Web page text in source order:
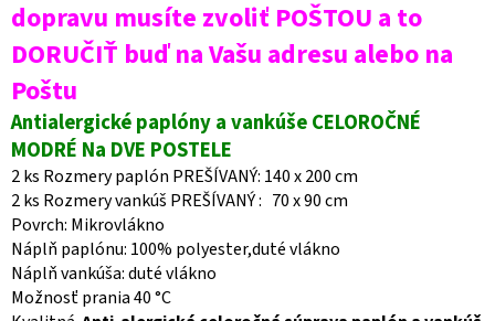
dopravu musíte zvoliť POŠTOU a to
DORUČIŤ buď na Vašu adresu alebo na
Poštu
Antialergické paplóny a vankúše CELOROČNÉ
MODRÉ Na DVE POSTELE
2 ks Rozmery paplón PREŠÍVANÝ: 140 x 200 cm
2 ks Rozmery vankúš PREŠÍVANÝ : 70 x 90 cm
Povrch: Mikrovlákno
Náplň paplónu: 100% polyester,duté vlákno
Náplň vankúša: duté vlákno
Možnosť prania 40 °C